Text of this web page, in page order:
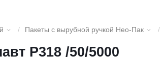
/ Пакеты с вырубной ручкой Нео-Пак /
Р318 /50/5000